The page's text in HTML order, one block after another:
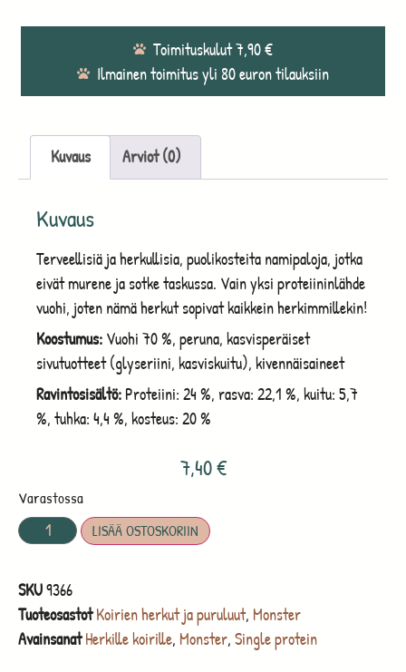
Toimituskulut 7,90 €
Ilmainen toimitus yli 80 euron tilauksiin
Kuvaus Arviot (0)
Kuvaus
Terveellisiä ja herkullisia, puolikosteita namipaloja, jotka
eivät murene ja sotke taskussa. Vain yksi proteiininlähde
vuohi, joten nämä herkut sopivat kaikkein herkimmillekin!
Koostumus: Vuohi 70 %, peruna, kasvisperäiset
sivutuotteet (glyseriini, kasviskuitu), kivennäisaineet
Ravintosisältö: Proteiini: 24 %, rasva: 22,1 %, kuitu: 5,7
%, tuhka: 4,4 %, kosteus: 20 %
7,40€
Varastossa
LISÄÄ OSTOSKORIIN
SKU9366
Tuoteosastot Koirien herkut ja puruluut, Monster
Avainsanat Herkille koirille, Monster, Single protein